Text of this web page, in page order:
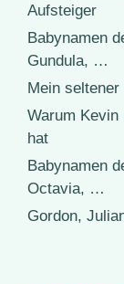
Aufsteiger
Babynamen
Gundula, …
Mein
Warum Kevin
hat
Babynamen
Octavia, …
Gordon,